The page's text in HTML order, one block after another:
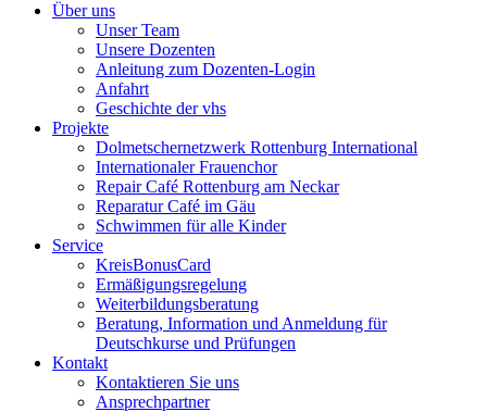
Über uns
Unser Team
Unsere Dozenten
Anleitung zum Dozenten-Login
Anfahrt
Geschichte der vhs
Projekte
Dolmetschernetzwerk Rottenburg International
Internationaler Frauenchor
Repair Café Rottenburg am Neckar
Reparatur Café im Gäu
Schwimmen für alle Kinder
Service
KreisBonusCard
Ermäßigungsregelung
Weiterbildungsberatung
Beratung, Information und Anmeldung für
Deutschkurse und Prüfungen
Kontakt
Kontaktieren Sie uns
Ansprechpartner